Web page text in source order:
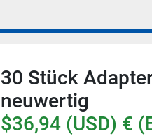
30 Stück
neuwertig
$36,94 (USD) €